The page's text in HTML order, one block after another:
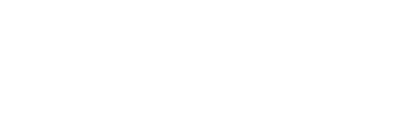
категории